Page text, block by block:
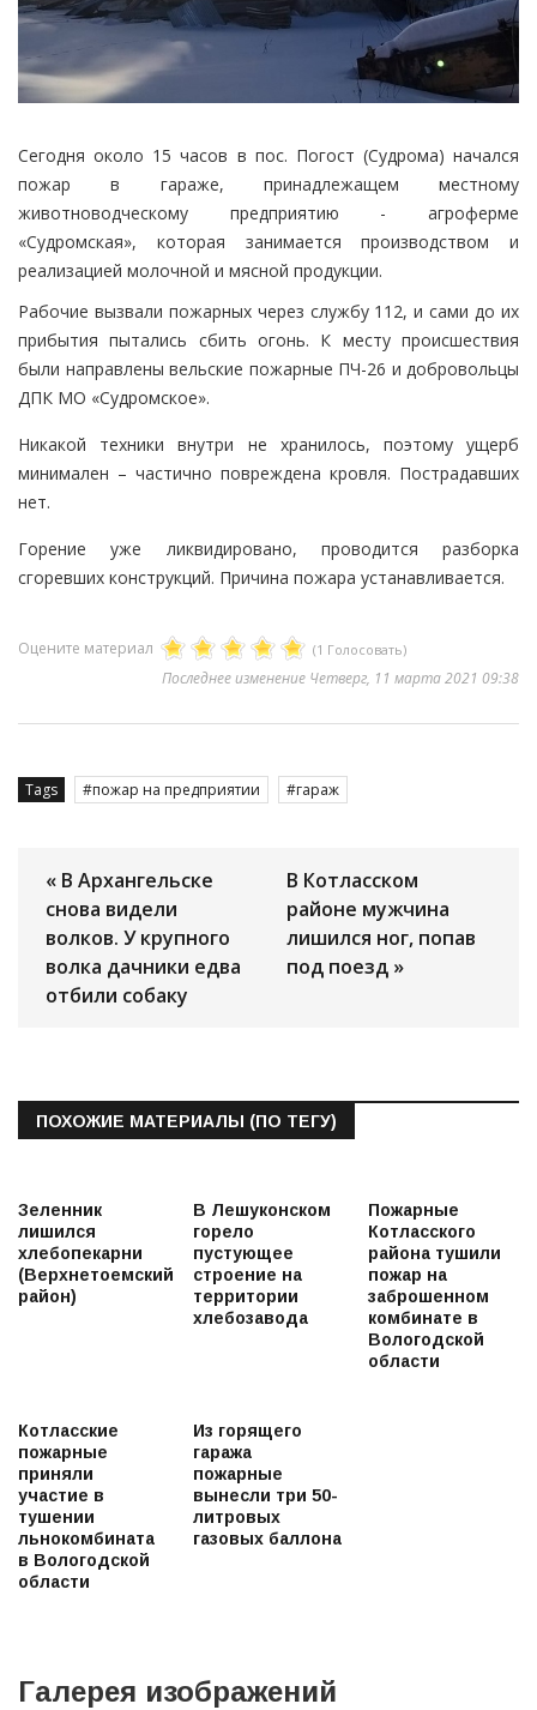
Сегодня около 15 часов в пос. Погост (Судрома) начался
пожар в гараже, принадлежащем местному
животноводческому предприятию - агроферме
«Судромская», которая занимается производством и
реализацией молочной и мясной продукции.
Рабочие вызвали пожарных через службу 112, и сами до их
прибытия пытались сбить огонь. К месту происшествия
были направлены вельские пожарные ПЧ-26 и добровольцы
ДПК МО «Судромское».
Никакой техники внутри не хранилось, поэтому ущерб
минимален – частично повреждена кровля. Пострадавших
нет.
Горение уже ликвидировано, проводится разборка
сгоревших конструкций. Причина пожара устанавливается.
Оцените материал (1 Голосовать)
Последнее изменение Четверг, 11 марта 2021 09:38
Tags пожар на предприятии гараж
« В Архангельске
снова видели
волков. У крупного
волка дачники едва
отбили собаку
В Котласском
районе мужчина
лишился ног, попав
под поезд »
ПОХОЖИЕ МАТЕРИАЛЫ (ПО ТЕГУ)
Зеленник
лишился
хлебопекарни
(Верхнетоемский
район)
В Лешуконском
горело
пустующее
строение на
территории
хлебозавода
Пожарные
Котласского
района тушили
пожар на
заброшенном
комбинате в
Вологодской
области
Котласские
пожарные
приняли
участие в
тушении
льнокомбината
в Вологодской
области
Из горящего
гаража
пожарные
вынесли три 50-
литровых
газовых баллона
Галерея изображений